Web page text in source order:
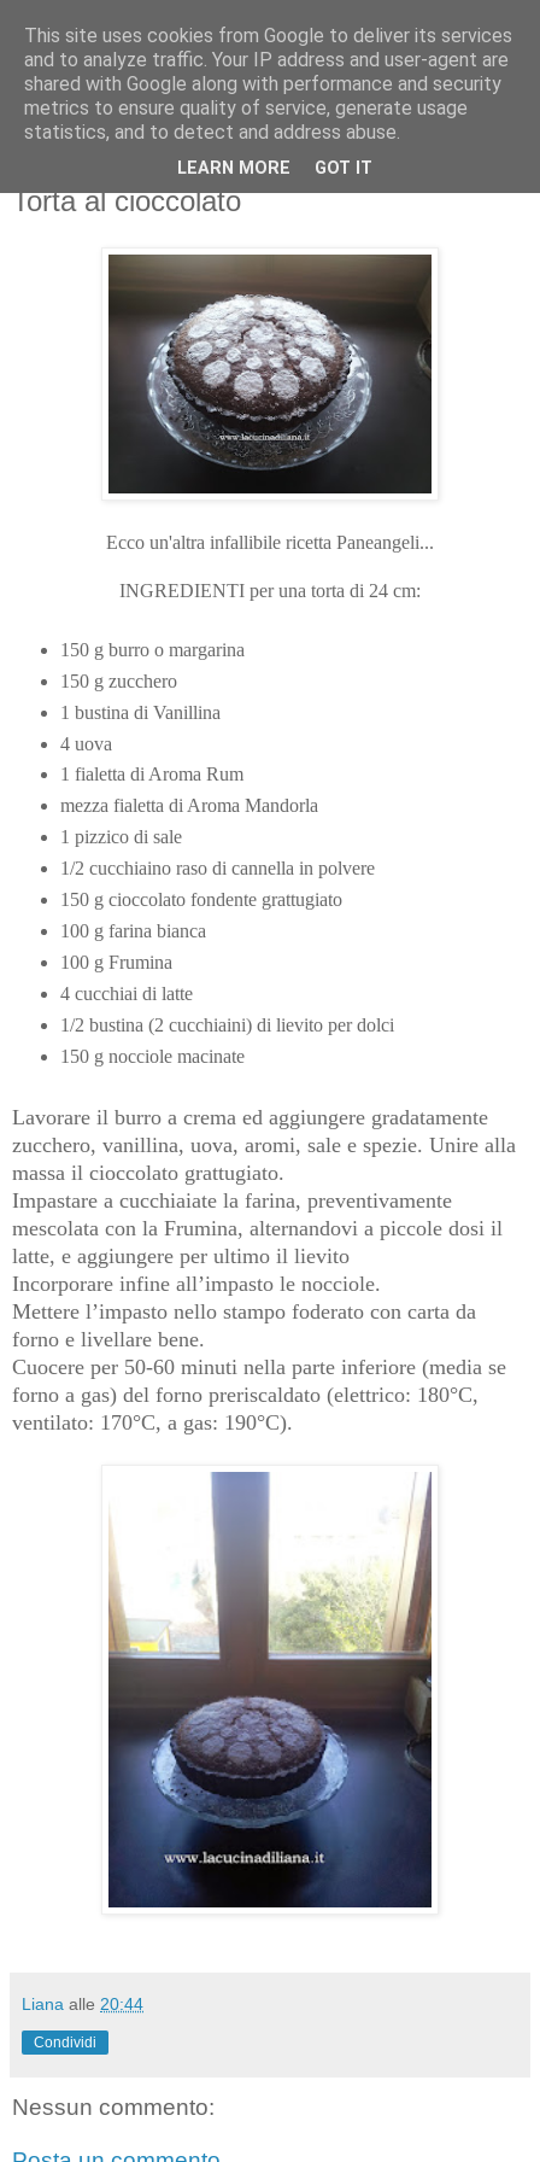
La Cucina di Liana
4 gatti in cucina... i miei assistenti di cucina!
martedì 4 marzo 2014
Torta al cioccolato
Ecco un'altra infallibile ricetta Paneangeli...
INGREDIENTI per una torta di 24 cm:
150 g burro o margarina
150 g zucchero
1 bustina di Vanillina
4 uova
1 fialetta di Aroma Rum
mezza fialetta di Aroma Mandorla
1 pizzico di sale
1/2 cucchiaino raso di cannella in polvere
150 g cioccolato fondente grattugiato
100 g farina bianca
100 g Frumina
4 cucchiai di latte
1/2 bustina (2 cucchiaini) di lievito per dolci
150 g nocciole macinate
Lavorare il burro a crema ed aggiungere gradatamente
zucchero, vanillina, uova, aromi, sale e spezie. Unire alla
massa il cioccolato grattugiato.
Impastare a cucchiaiate la farina, preventivamente
mescolata con la Frumina, alternandovi a piccole dosi il
latte, e aggiungere per ultimo il lievito
Incorporare infine all’impasto le nocciole.
Mettere l’impasto nello stampo foderato con carta da
forno e livellare bene.
Cuocere per 50-60 minuti nella parte inferiore (media se
forno a gas) del forno preriscaldato (elettrico: 180°C,
ventilato: 170°C, a gas: 190°C).
Liana alle 20:44
Condividi
Nessun commento:
This site uses cookies from Google to deliver its services
and to analyze traffic. Your IP address and user-agent are
shared with Google along with performance and security
metrics to ensure quality of service, generate usage
statistics, and to detect and address abuse.
LEARN MORE GOT IT